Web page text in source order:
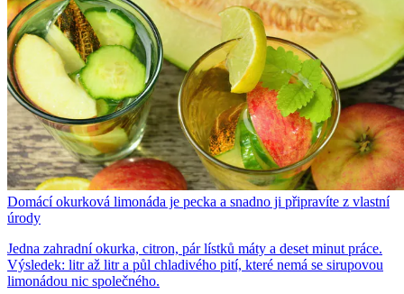
Domácí okurková limonáda je pecka a snadno ji připravíte z vlastní
úrody
Jedna zahradní okurka, citron, pár lístků máty a deset minut práce.
Výsledek: litr až litr a půl chladivého pití, které nemá se sirupovou
limonádou nic společného.